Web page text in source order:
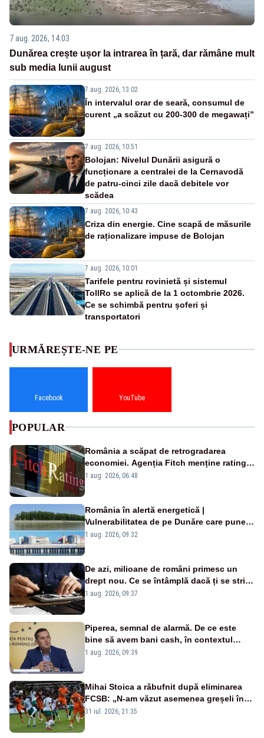
7 aug. 2026, 14:03
Dunărea crește ușor la intrarea în țară, dar rămâne mult
sub media lunii august
7 aug. 2026, 13:02
În intervalul orar de seară, consumul de
curent „a scăzut cu 200-300 de megawați”
7 aug. 2026, 10:51
Bolojan: Nivelul Dunării asigură o
funcționare a centralei de la Cernavodă
de patru-cinci zile dacă debitele vor
scădea
7 aug. 2026, 10:43
Criza din energie. Cine scapă de măsurile
de raționalizare impuse de Bolojan
7 aug. 2026, 10:01
Tarifele pentru rovinietă și sistemul
TollRo se aplică de la 1 octombrie 2026.
Ce se schimbă pentru șoferi și
transportatori
URMĂREȘTE-NE PE
Facebook YouTube
POPULAR
România a scăpat de retrogradarea
economiei. Agenția Fitch menține ratingul
„BBB-” cu perspectivă negativă
1 aug. 2026, 06:48
România în alertă energetică |
Vulnerabilitatea de pe Dunăre care pune
în pericol Centrala Cernavodă era
1 aug. 2026, 09:32
De azi, milioane de români primesc un
drept nou. Ce se întâmplă dacă ți se strică
un produs
1 aug. 2026, 09:37
Piperea, semnal de alarmă. De ce este
bine să avem bani cash, în contextul
alertei energetice?
1 aug. 2026, 09:39
Mihai Stoica a răbufnit după eliminarea
FCSB: „N-am văzut asemenea greșeli în
190 de meciuri europene”
31 iul. 2026, 21:35